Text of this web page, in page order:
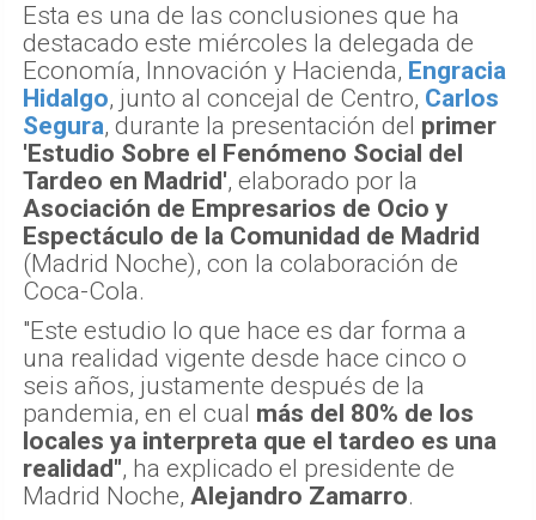
Esta es una de las conclusiones que ha
destacado este miércoles la delegada de
Economía, Innovación y Hacienda, Engracia
Hidalgo, junto al concejal de Centro, Carlos
Segura, durante la presentación del primer
'Estudio Sobre el Fenómeno Social del
Tardeo en Madrid', elaborado por la
Asociación de Empresarios de Ocio y
Espectáculo de la Comunidad de Madrid
(Madrid Noche), con la colaboración de
Coca-Cola.
"Este estudio lo que hace es dar forma a
una realidad vigente desde hace cinco o
seis años, justamente después de la
pandemia, en el cual más del 80% de los
locales ya interpreta que el tardeo es una
realidad", ha explicado el presidente de
Madrid Noche, Alejandro Zamarro.